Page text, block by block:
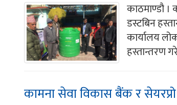
काठमाण्डौ ।
डस्टबिन
कार्यालय
हस्तान्तरण
कामना सेवा विकास बैंक र